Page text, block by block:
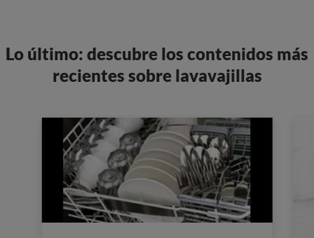
Lo último: descubre los contenidos más
recientes sobre lavavajillas